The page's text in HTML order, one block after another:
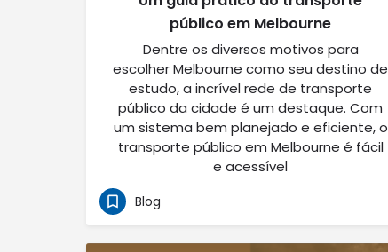
público em Melbourne
Dentre os diversos motivos para
escolher Melbourne como seu destino de
estudo, a incrível rede de transporte
público da cidade é um destaque. Com
um sistema bem planejado e eficiente, o
transporte público em Melbourne é fácil
e acessível
Blog